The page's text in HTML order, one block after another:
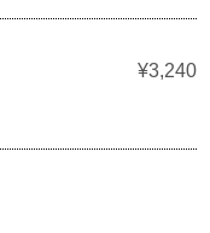
¥3,240